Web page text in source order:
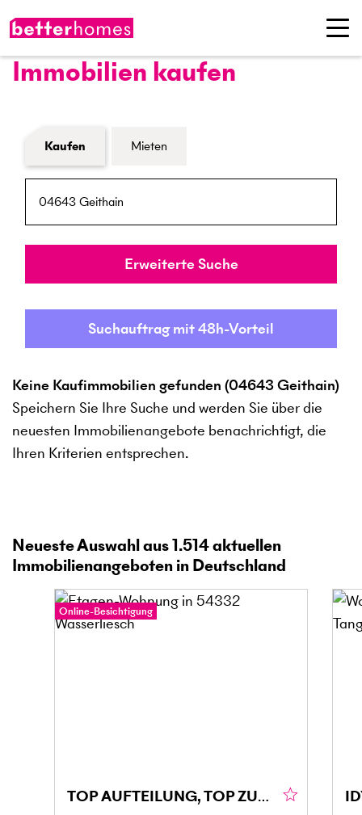
Immobilien kaufen
Formular Immobiliensuche
Kaufen Mieten
PLZ / Ort
Umkreis
Erweiterte Suche
Suchauftrag mit 48h-Vorteil
Keine Kaufimmobilien gefunden (04643 Geithain)
Speichern Sie Ihre Suche und werden Sie über die
neuesten Immobilienangebote benachrichtigt, die
Ihren Kriterien entsprechen.
Neueste Auswahl aus1.514aktuellen
Immobilienangeboten in Deutschland
Online-Besichtigung
TOP AUFTEILUNG, TOP ZUSTAND, FAMIELIENFREUNDLICH